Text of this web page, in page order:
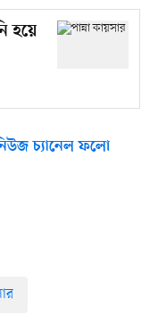
হয়ে
চ্যানেল ফলো